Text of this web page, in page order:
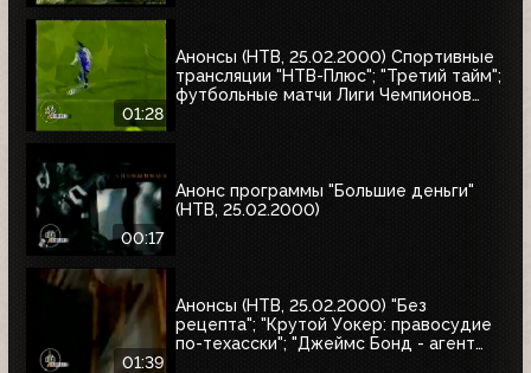
01:28
Анонсы (НТВ, 25.02.2000) Спортивные
трансляции "НТВ-Плюс"; "Третий тайм";
футбольные матчи Лиги Чемпионов
00:17
Анонс программы "Большие деньги"
(НТВ, 25.02.2000)
01:39
Анонсы (НТВ, 25.02.2000) "Без
рецепта"; "Крутой Уокер: правосудие
по-техасски"; "Джеймс Бонд - агент